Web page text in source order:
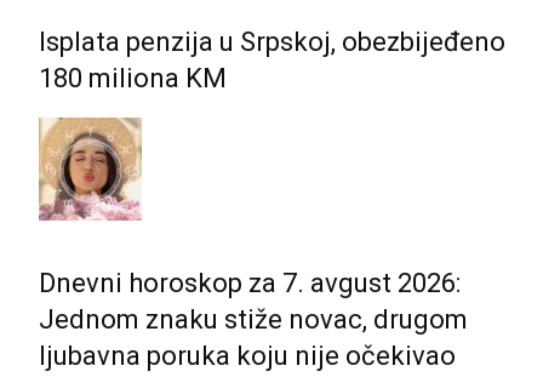
Isplata penzija u Srpskoj, obezbijeđeno
180 miliona KM
Dnevni horoskop za 7. avgust 2026:
Jednom znaku stiže novac, drugom
ljubavna poruka koju nije očekivao